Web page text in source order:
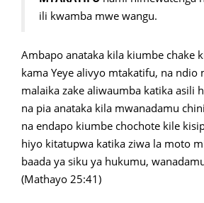
ili kwamba mwe wangu.
Ambapo anataka kila kiumbe chake
kama Yeye alivyo mtakatifu, na ndio
malaika zake aliwaumba katika asili
na pia anataka kila mwanadamu
na endapo kiumbe chochote kile
hiyo kitatupwa katika ziwa la moto
baada ya siku ya hukumu,
(Mathayo 25:41)